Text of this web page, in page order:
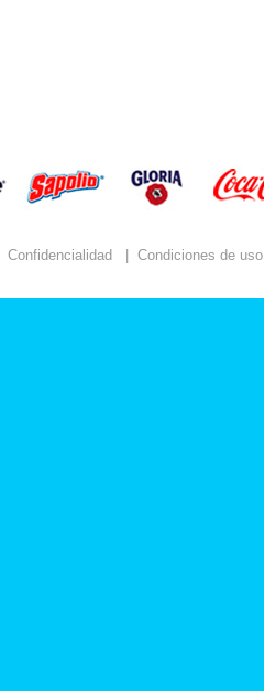
Confidencialidad Condiciones de uso